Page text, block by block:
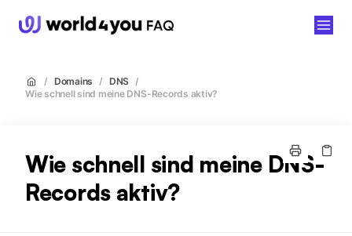
/ Domains / DNS /
Wie schnell sind meine DNS-Records aktiv?
Wie schnell sind meine DNS-
Records aktiv?